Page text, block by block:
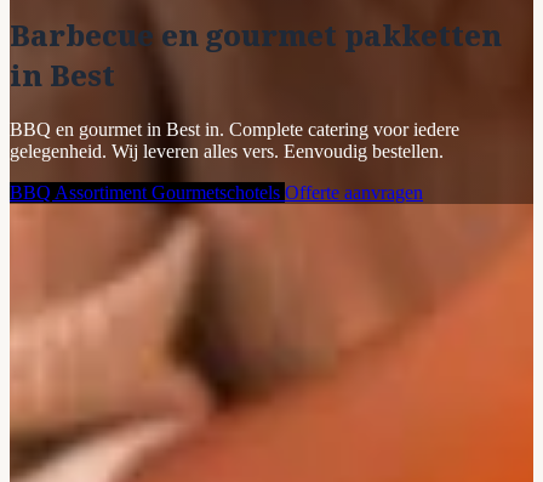
Barbecue en gourmet pakketten
in Best
BBQ en gourmet in Best in. Complete catering voor iedere
gelegenheid. Wij leveren alles vers. Eenvoudig bestellen.
BBQ Assortiment Gourmetschotels Offerte aanvragen